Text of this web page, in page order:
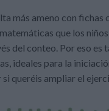
más ameno con fichas
que los
del conteo. Por eso
ideales para la
queréis ampliar el